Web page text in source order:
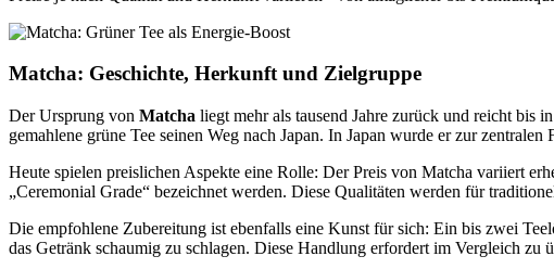
Matcha: Geschichte, Herkunft und Zielgruppe
Der Ursprung von Matcha liegt mehr als tausend Jahre zurück und reicht bis
gemahlene grüne Tee seinen Weg nach Japan. In Japan wurde er zur
Heute spielen preislichen Aspekte eine Rolle: Der Preis von Matcha variiert
„Ceremonial Grade“ bezeichnet werden. Diese Qualitäten werden für
Die empfohlene Zubereitung ist ebenfalls eine Kunst für sich: Ein bis zwei
das Getränk schaumig zu schlagen. Diese Handlung erfordert im Vergleich